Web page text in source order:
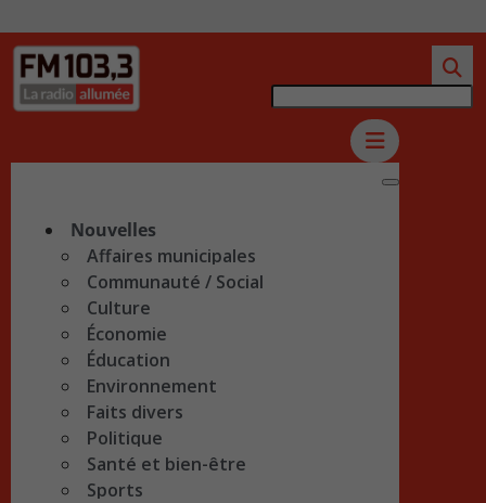
Nouvelles
Affaires municipales
Communauté / Social
Culture
Économie
Éducation
Environnement
Faits divers
Politique
Santé et bien-être
Sports